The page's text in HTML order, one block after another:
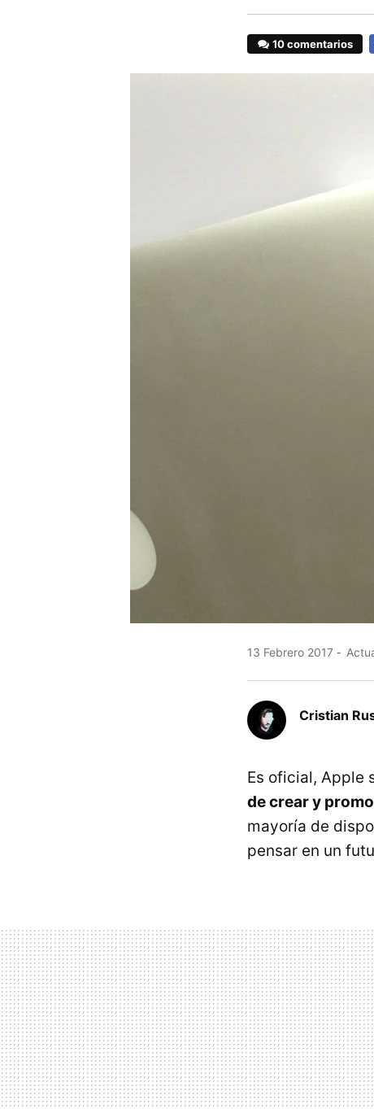
10 comentarios
13 Febrero 2017
Cristian
Es oficial, Apple
de crear y
mayoría de
pensar en un